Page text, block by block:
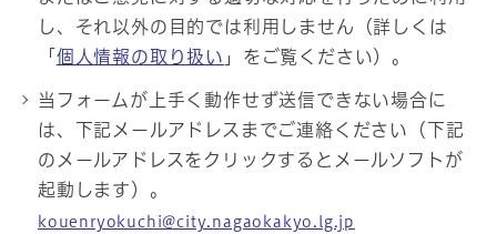
し、それ以外の目的では利用しません（詳しくは
「 個人情報の取り扱い 」をご覧ください）。
当フォームが上手く動作せず送信できない場合に
は、下記メールアドレスまでご連絡ください（下記
のメールアドレスをクリックするとメールソフトが
起動します）。
kouenryokuchi@city.nagaokakyo.lg.jp